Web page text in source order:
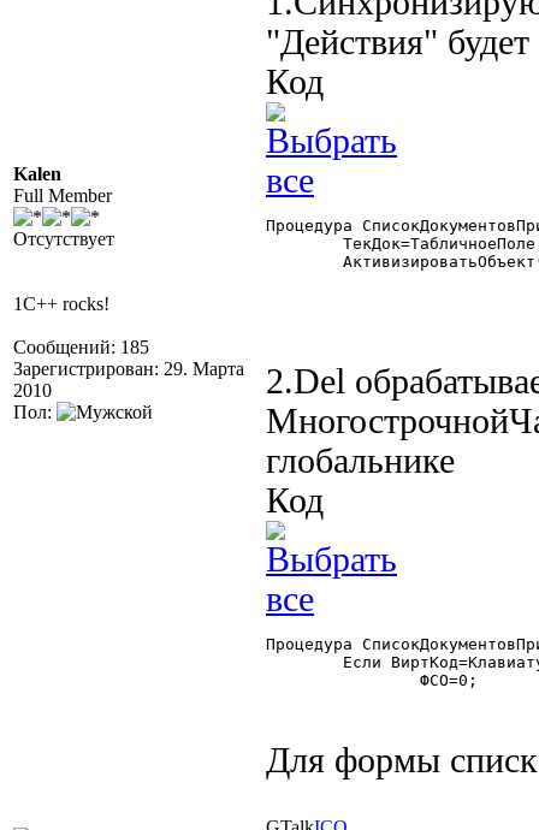
Kalen
Full Member
Отсутствует
1C++ rocks!
Сообщений: 185
Зарегистрирован: 29. Марта
2010
Пол:
"Действия"
Код
Процедура
2.Del
глобальнике
Код
Процедура
Для формы